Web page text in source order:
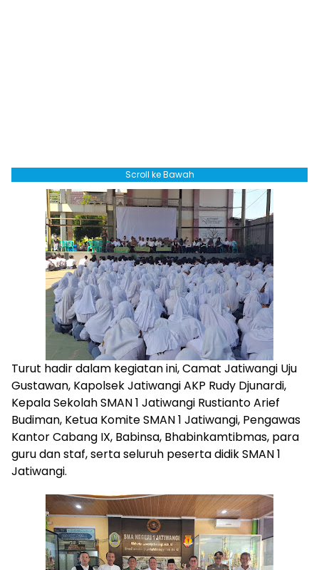
Scroll ke Bawah
Turut hadir dalam kegiatan ini, Camat Jatiwangi Uju
Gustawan, Kapolsek Jatiwangi AKP Rudy Djunardi,
Kepala Sekolah SMAN 1 Jatiwangi Rustianto Arief
Budiman, Ketua Komite SMAN 1 Jatiwangi, Pengawas
Kantor Cabang IX, Babinsa, Bhabinkamtibmas, para
guru dan staf, serta seluruh peserta didik SMAN 1
Jatiwangi.